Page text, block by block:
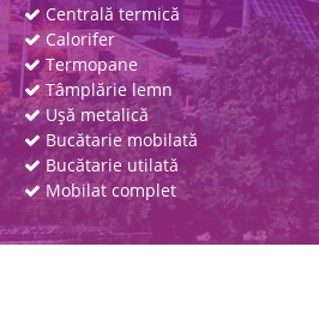
Centrală termică
Calorifer
Termopane
Tâmplărie lemn
Uşă metalică
Bucătarie mobilată
Bucătarie utilată
Mobilat complet